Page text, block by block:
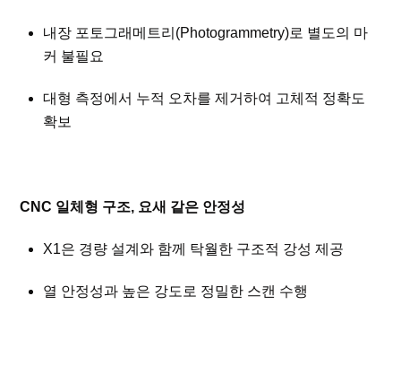
내장 포토그래메트리(Photogrammetry)로 별도의 마
커 불필요
대형 측정에서 누적 오차를 제거하여 고체적 정확도
확보
CNC 일체형 구조, 요새 같은 안정성
X1은 경량 설계와 함께 탁월한 구조적 강성 제공
열 안정성과 높은 강도로 정밀한 스캔 수행